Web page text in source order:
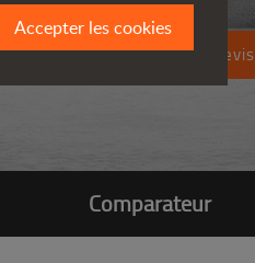
Demandez un devis
Comparateur
Accepter les cookies